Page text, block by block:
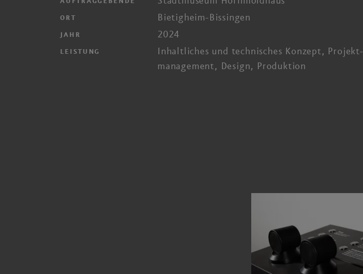
ORT Bietigheim-Bissingen
JAHR 2024
LEISTUNG
Inhaltliches und technisches Konzept, Projekt­
management, Design, Produktion